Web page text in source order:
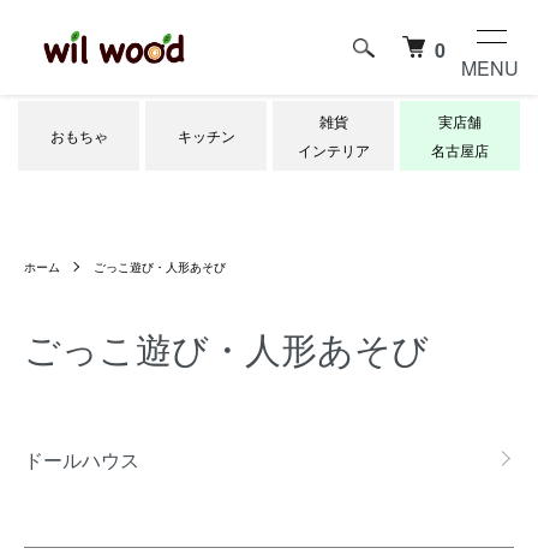
0
MENU
おもちゃ キッチン
雑貨
インテリア
実店舗
名古屋店
ホーム ごっこ遊び・人形あそび
ごっこ遊び・人形あそび
ドールハウス